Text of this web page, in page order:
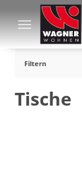
Filtern
Tische